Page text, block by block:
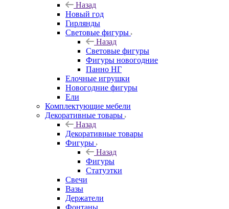
Назад
Новый год
Гирлянды
Световые фигуры
Назад
Световые фигуры
Фигуры новогодние
Панно НГ
Елочные игрушки
Новогодние фигуры
Ели
Комплектующие мебели
Декоративные товары
Назад
Декоративные товары
Фигуры
Назад
Фигуры
Статуэтки
Свечи
Вазы
Держатели
Фонтаны